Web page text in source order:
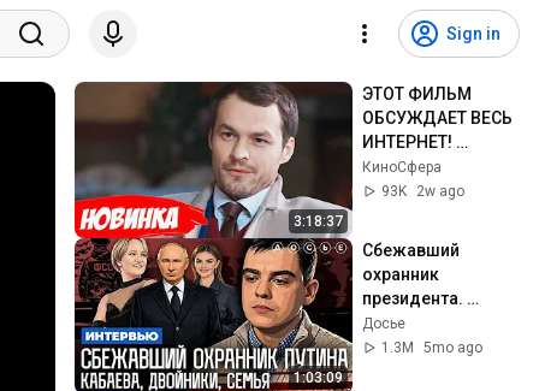
Sign in
3:18:37
ЭТОТ ФИЛЬМ
ОБСУЖДАЕТ ВЕСЬ
ИНТЕРНЕТ!
СМОТРЕТЬ ВСЕМ! |
Мой милый
КиноCфера
93K
2w ago
1:03:09
Сбежавший
охранник
президента.
Кабаева. Семья.
Дворцы.
Досье
1.3M
5mo ago